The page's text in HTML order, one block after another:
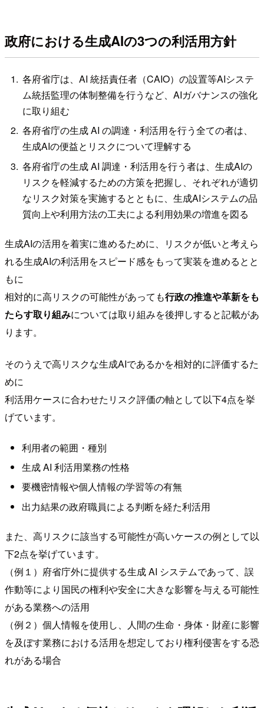
政府における生成AIの3つの利活用方針
各府省庁は、AI 統括責任者（CAIO）の設置等AIシステ
ム統括監理の体制整備を行うなど、AIガバナンスの強化
に取り組む
各府省庁の生成 AI の調達・利活用を行う全ての者は、
生成AIの便益とリスクについて理解する
各府省庁の生成 AI 調達・利活用を行う者は、生成AIの
リスクを軽減するための方策を把握し、それぞれが適切
なリスク対策を実施するとともに、生成AIシステムの品
質向上や利用方法の工夫による利用効果の増進を図る
生成AIの活用を着実に進めるために、リスクが低いと考えら
れる生成AIの利活用をスピード感をもって実装を進めるとと
もに
相対的に高リスクの可能性があっても行政の推進や革新をも
たらす取り組みについては取り組みを後押しすると記載があ
ります。
そのうえで高リスクな生成AIであるかを相対的に評価するた
めに
利活用ケースに合わせたリスク評価の軸として以下4点を挙
げています。
利用者の範囲・種別
生成 AI 利活用業務の性格
要機密情報や個人情報の学習等の有無
出力結果の政府職員による判断を経た利活用
また、高リスクに該当する可能性が高いケースの例として以
下2点を挙げています。
（例１）府省庁外に提供する生成 AI システムであって、誤
作動等により国民の権利や安全に大きな影響を与える可能性
がある業務への活用
（例２）個人情報を使用し、人間の生命・身体・財産に影響
を及ぼす業務における活用を想定しており権利侵害をする恐
れがある場合